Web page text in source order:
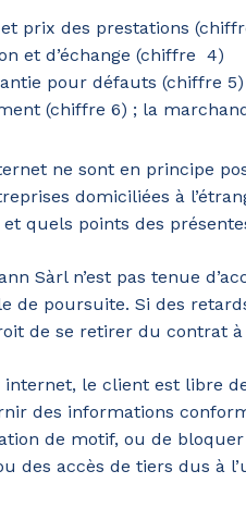
prix des prestations
et d’échange (chiffre 4)
pour défauts (chiffre 5)
(chiffre 6) ; la
ne sont en principe
domiciliées à
et quels points des
Sàrl n’est pas tenue
de poursuite. Si des
de se retirer du contrat
le client est libre
des informations
de motif, ou de
des accès de tiers dus à